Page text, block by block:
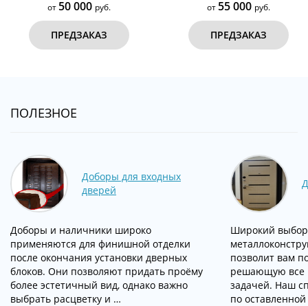
от 50 000 руб.
ПРЕДЗАКАЗ
от 55 000 руб.
ПРЕДЗАКАЗ
ПОЛЕЗНОЕ
Доборы для входных
дверей
Доборы и наличники широко
применяются для финишной отделки
после окончания установки дверных
блоков. Они позволяют придать проёму
более эстетичный вид, однако важно
выбрать расцветку и …
Широкий
позволит вам
решающую все
задачей. Наш
по